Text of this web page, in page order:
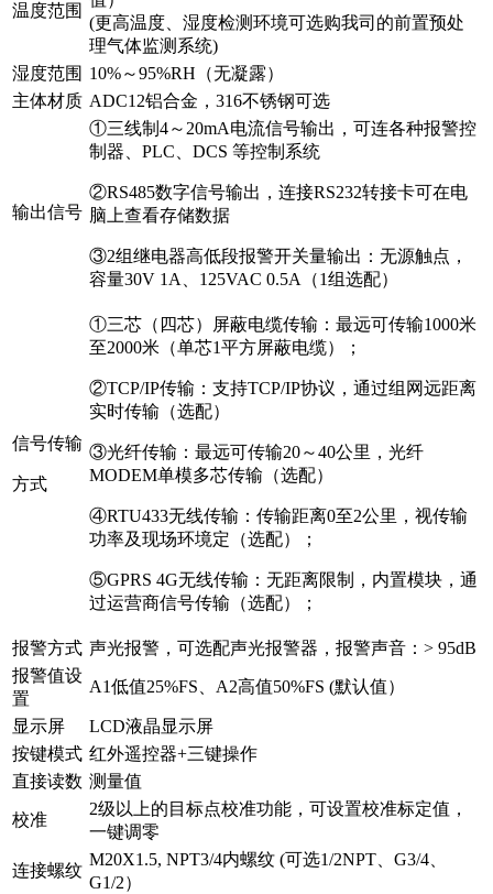
温度范围
(更高温度、湿度检测环境可选购我司的前置预处
理气体监测系统)
湿度范围
10%～95%RH（无凝露）
主体材质 ADC12铝合金，316不锈钢可选
输出信号
①三线制4～20mA电流信号输出，可连各种报警控
制器、PLC、DCS 等控制系统
②RS485数字信号输出，连接RS232转接卡可在电
脑上查看存储数据
③2组继电器高低段报警开关量输出：无源触点，
容量30V 1A、125VAC 0.5A（1组选配）
信号传输
方式
①三芯（四芯）屏蔽电缆传输：最远可传输1000米
至2000米（单芯1平方屏蔽电缆）；
②TCP/IP传输：支持TCP/IP协议，通过组网远距离
实时传输（选配）
③光纤传输：最远可传输20～40公里，光纤
MODEM单模多芯传输（选配）
④RTU433无线传输：传输距离0至2公里，视传输
功率及现场环境定（选配）；
⑤GPRS 4G无线传输：无距离限制，内置模块，通
过运营商信号传输（选配）；
报警方式 声光报警，可选配声光报警器，报警声音：> 95dB
报警值设
置
A1低值25%FS、A2高值50%FS (默认值）
显示屏
LCD液晶显示屏
按键模式 红外遥控器+三键操作
直接读数 测量值
校准
2级以上的目标点校准功能，可设置校准标定值，
一键调零
连接螺纹
M20X1.5, NPT3/4内螺纹 (可选1/2NPT、G3/4、
G1/2）